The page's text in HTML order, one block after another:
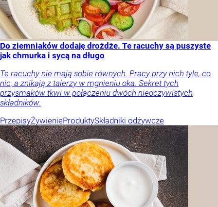
Do ziemniaków dodaję drożdże. Te racuchy są puszyste
jak chmurka i sycą na długo
Te racuchy nie mają sobie równych. Pracy przy nich tyle, co
nic, a znikają z talerzy w mgnieniu oka. Sekret tych
przysmaków tkwi w połączeniu dwóch nieoczywistych
składników.
PrzepisyŻywienieProduktySkładniki odżywcze